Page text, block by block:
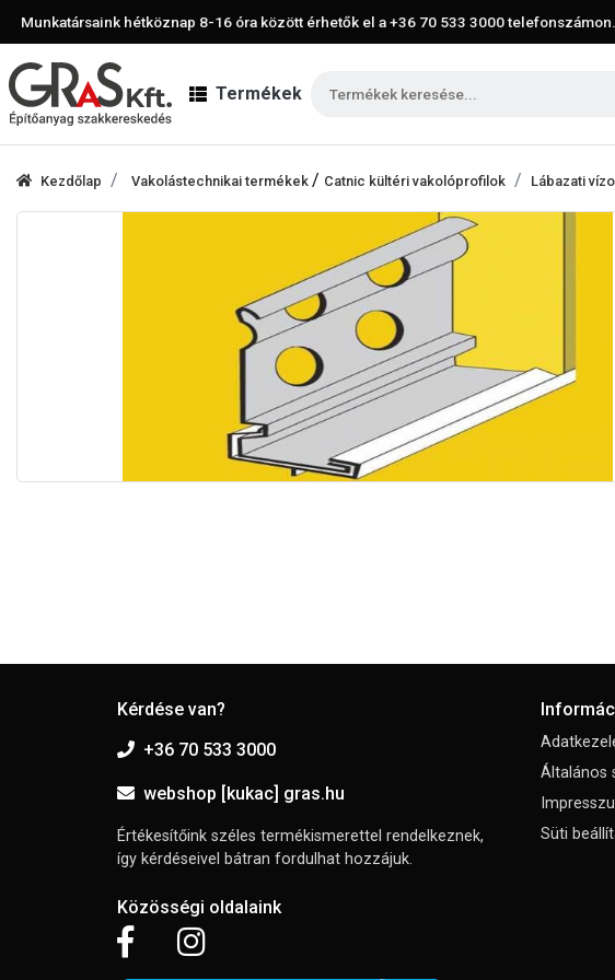
Munkatársaink hétköznap 8-16 óra között érhetők el a+36 70 533 3000telefonszámon.
Termékek
Kezdőlap Vakolástechnikai termékek / Catnic kültéri vakolóprofilok Lábazati
Kérdése van?
+36 70 533 3000
webshop [kukac] gras.hu
Értékesítőink széles termékismerettel rendelkeznek,
így kérdéseivel bátran fordulhat hozzájuk.
Közösségi oldalaink
Általános
Süti